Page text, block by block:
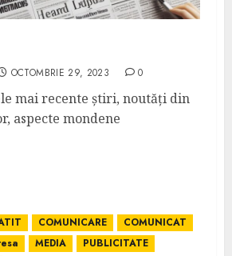
OCTOMBRIE 29, 2023 0
mai recente știri, noutăți din
aspecte mondene
COMUNICARE
COMUNICAT
MEDIA
PUBLICITATE